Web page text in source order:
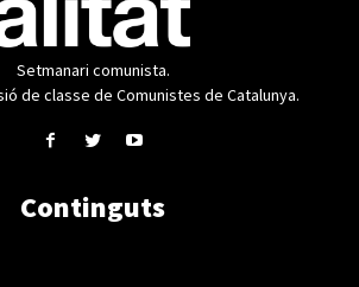
Setmanari comunista.
de classe de Comunistes de Catalunya.
Continguts